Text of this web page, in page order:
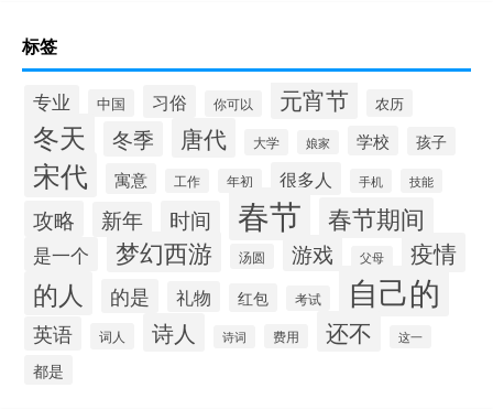
标签
专业 中国 习俗 你可以 元宵节 农历
冬天 冬季 唐代 大学 娘家 学校 孩子
宋代 寓意 工作 年初 很多人 手机 技能
攻略 新年 时间 春节 春节期间
是一个 梦幻西游 汤圆 游戏 父母 疫情
的人 的是 礼物 红包 考试 自己的
英语 词人 诗人 诗词 费用 还不 这一
都是